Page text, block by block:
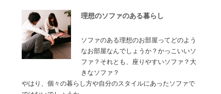
理想のソファのある暮らし
ソファのある理想のお部屋ってどのよう
なお部屋なんでしょうか？かっこいいソ
ファ？それとも、座りやすいソファ？大
きなソファ？
やはり、個々の暮らし方や自分のスタイルにあったソファで